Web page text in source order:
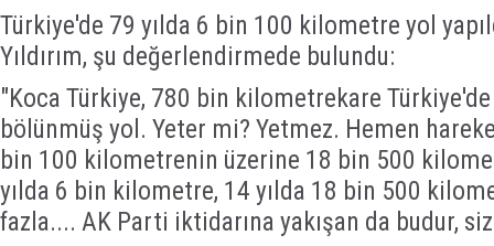
Türkiye'de 79 yılda 6 bin 100 kilometre yol
Yıldırım, şu değerlendirmede bulundu:
"Koca Türkiye, 780 bin kilometrekare
bölünmüş yol. Yeter mi? Yetmez. Hemen
bin 100 kilometrenin üzerine 18 bin 500
yılda 6 bin kilometre, 14 yılda 18 bin 500
fazla.... AK Parti iktidarına yakışan da budur,